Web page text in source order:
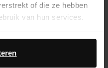
of die ze hebben
van hun services.
Google voor
Meer informatie over
gebruikt, vindt u op